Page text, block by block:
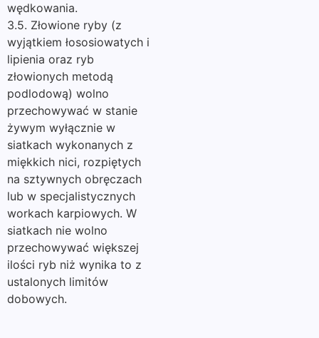
wędkowania.
3.5. Złowione ryby (z
wyjątkiem łososiowatych i
lipienia oraz ryb
złowionych metodą
podlodową) wolno
przechowywać w stanie
żywym wyłącznie w
siatkach wykonanych z
miękkich nici, rozpiętych
na sztywnych obręczach
lub w specjalistycznych
workach karpiowych. W
siatkach nie wolno
przechowywać większej
ilości ryb niż wynika to z
ustalonych limitów
dobowych.